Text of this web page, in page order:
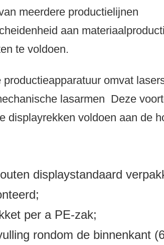
meerdere productielijnen
aan
te voldoen.
omvat
lasarmen Deze
displayrekken voldoen aan de
displaystandaard
per a PE-zak;
rondom de binnenkant